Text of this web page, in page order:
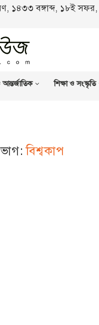
১৪৩৩ বঙ্গাব্দ, ১৮ই
শিক্ষা ও সংস্কৃতি
বিশ্বকাপ